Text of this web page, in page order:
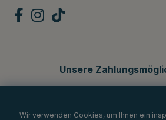
Unsere
Wir verwenden Cookies, um Ihnen ein